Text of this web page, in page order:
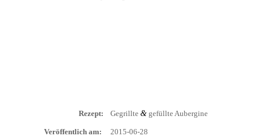
Rezept: Gegrill­te& gefüll­te Aubergine
Ver­öf­fent­lich am: 2015-06-28